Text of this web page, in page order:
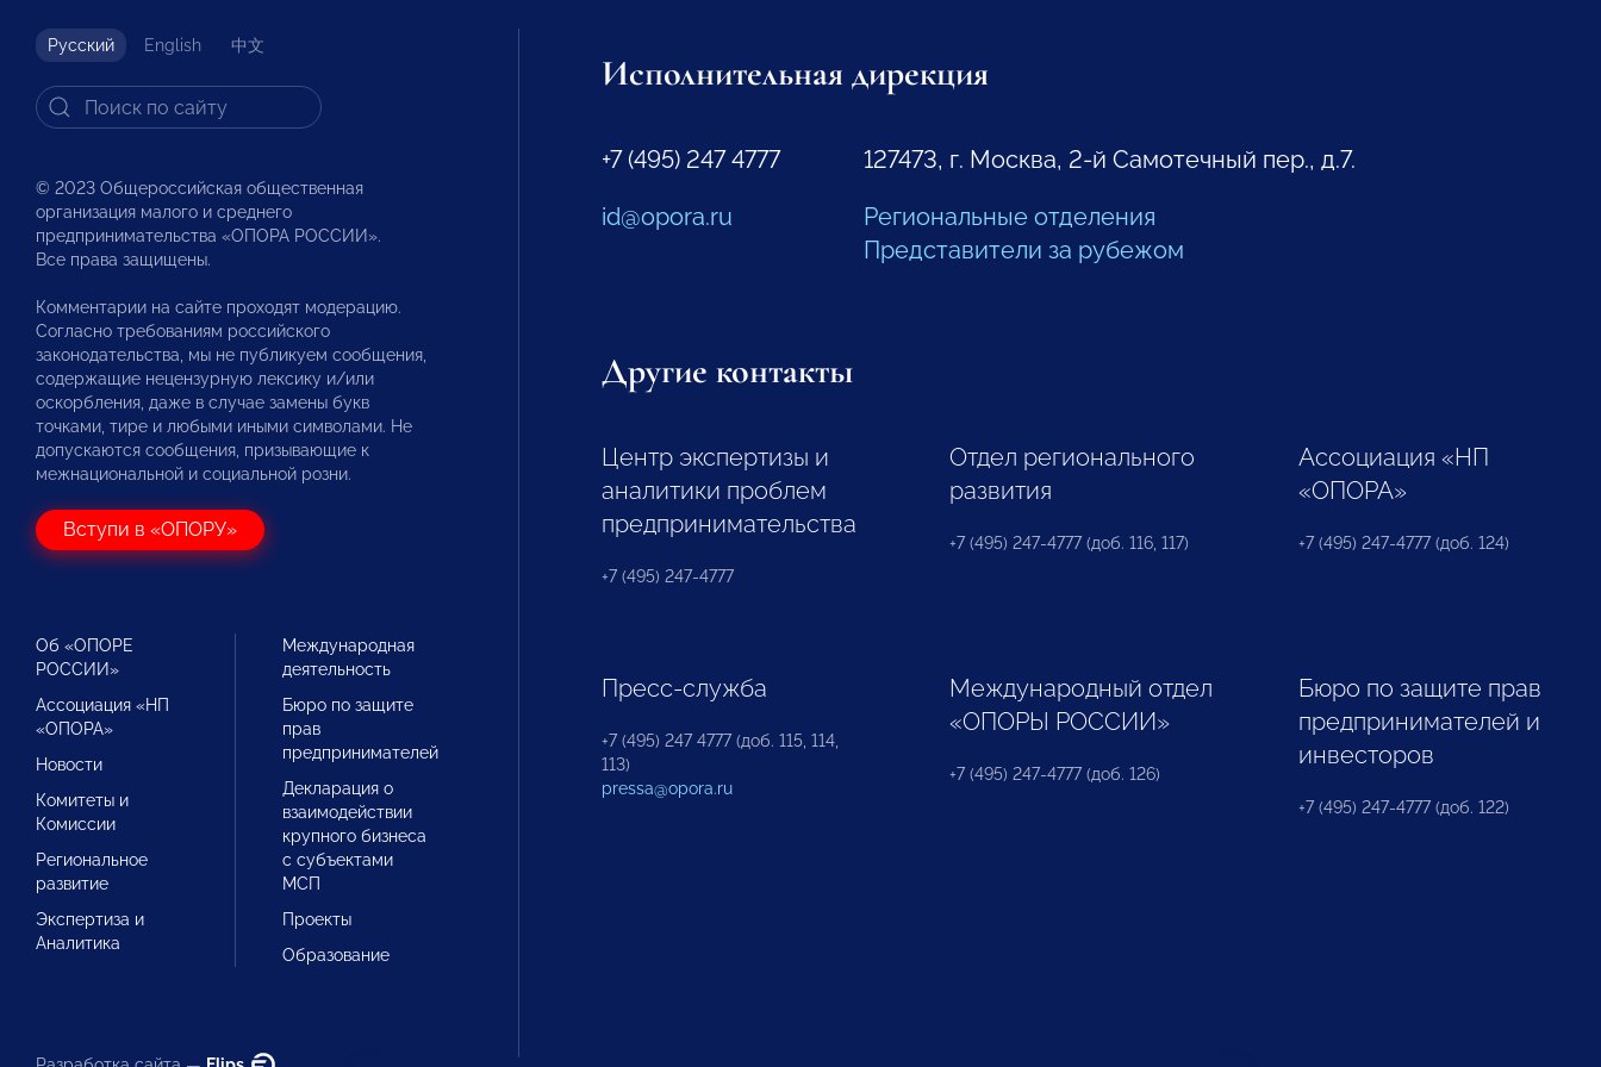
Русский English 中文
© 2023 Общероссийская общественная
организация малого и среднего
предпринимательства «ОПОРА РОССИИ».
Все права защищены.
Комментарии на сайте проходят модерацию.
Согласно требованиям российского
законодательства, мы не публикуем сообщения,
содержащие нецензурную лексику и/или
оскорбления, даже в случае замены букв
точками, тире и любыми иными символами. Не
допускаются сообщения, призывающие к
межнациональной и социальной розни.
Вступи в «ОПОРУ»
Об «ОПОРЕ
РОССИИ»
Ассоциация «НП
«ОПОРА»
Новости
Комитеты и
Комиссии
Региональное
развитие
Экспертиза и
Аналитика
Международная
деятельность
Бюро по защите
прав
предпринимателей
Декларация о
взаимодействии
крупного бизнеса
с субъектами
МСП
Проекты
Образование
Исполнительная дирекция
+7 (495) 247 4777
id@opora.ru
127473, г. Москва, 2-й Самотечный пер., д.7.
Региональные отделения
Представители за рубежом
Другие контакты
Центр экспертизы и
аналитики проблем
предпринимательства
+7 (495) 247-4777
Отдел регионального
развития
+7 (495) 247-4777 (доб. 116, 117)
Ассоциация «НП
«ОПОРА»
+7 (495) 247-4777 (доб. 124)
Пресс-служба
+7 (495) 247 4777 (доб. 115, 114,
113)
pressa@opora.ru
Международный отдел
«ОПОРЫ РОССИИ»
+7 (495) 247-4777 (доб. 126)
Бюро по защите прав
предпринимателей и
инвесторов
+7 (495) 247-4777 (доб. 122)